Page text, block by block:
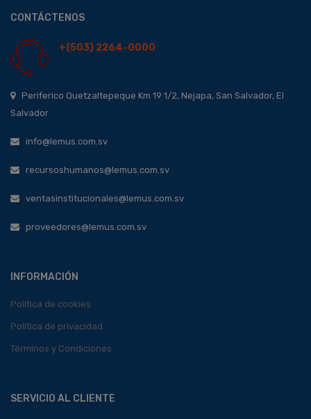
CONTÁCTENOS
+(503) 2264-0000
Periferico Quetzaltepeque Km 19 1/2, Nejapa, San Salvador, El
Salvador
info@lemus.com.sv
recursoshumanos@lemus.com.sv
ventasinstitucionales@lemus.com.sv
proveedores@lemus.com.sv
INFORMACIÓN
Política de cookies
Política de privacidad
Términos y Condiciones
SERVICIO AL CLIENTE